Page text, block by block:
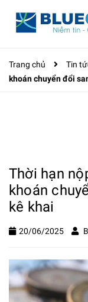
Trang chủ Tin
khoán chuyển đổi
Thời hạn
khoán
kê khai
20/06/2025